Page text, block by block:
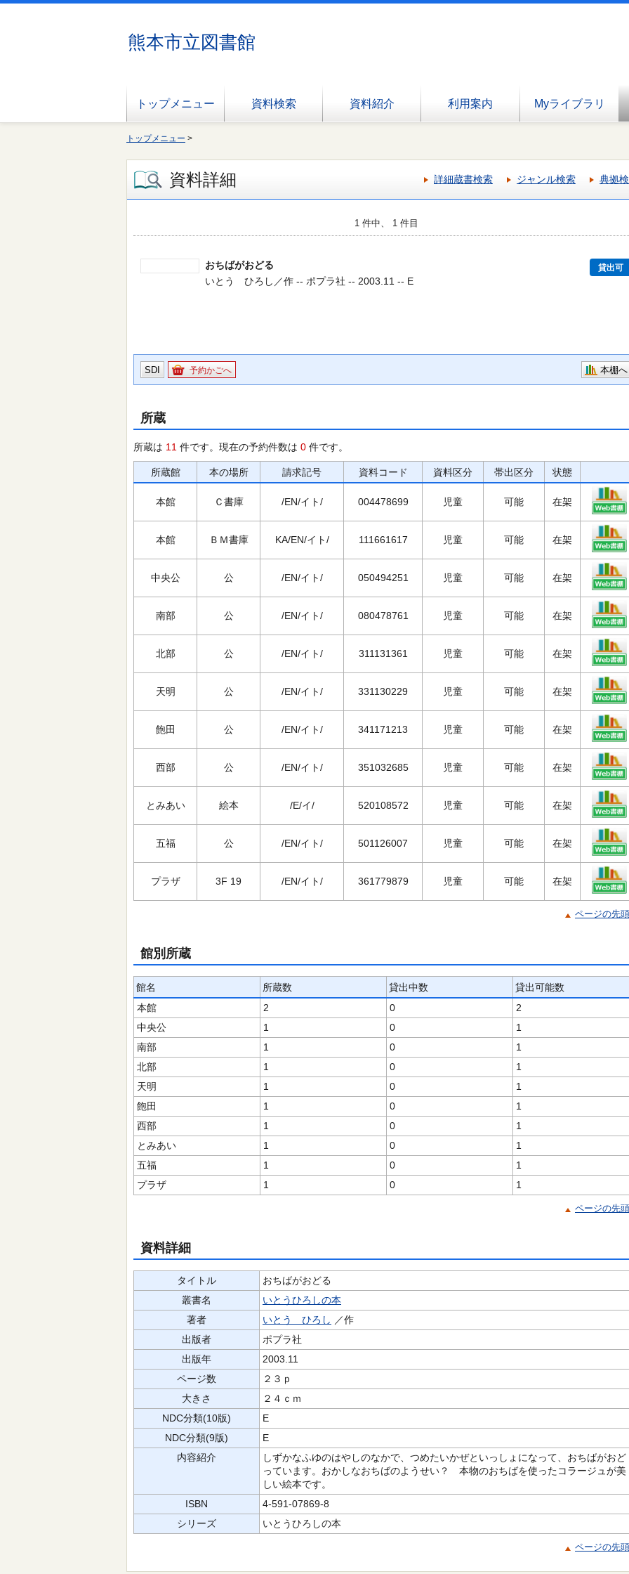
熊本市立図書館
トップメニュー 資料検索 資料紹介 利用案内 Myライブラリ
トップメニュー >
資料詳細 詳細蔵書検索 ジャンル検索 典拠
1 件中、 1 件目
おちばがおどる 貸出可
いとう ひろし／作 -- ポプラ社 -- 2003.11 -- E
SDI 予約かごへ 本棚へ
所蔵
所蔵は 11 件です。現在の予約件数は 0 件です。
所蔵館 本の場所 請求記号 資料コード 資料区分 帯出区分 状態
本館 Ｃ書庫 /EN/イト/ 004478699 児童 可能 在架
本館 ＢＭ書庫 KA/EN/イト/ 111661617 児童 可能 在架
中央公 公 /EN/イト/ 050494251 児童 可能 在架
南部 公 /EN/イト/ 080478761 児童 可能 在架
北部 公 /EN/イト/ 311131361 児童 可能 在架
天明 公 /EN/イト/ 331130229 児童 可能 在架
飽田 公 /EN/イト/ 341171213 児童 可能 在架
西部 公 /EN/イト/ 351032685 児童 可能 在架
とみあい 絵本 /E/イ/ 520108572 児童 可能 在架
五福 公 /EN/イト/ 501126007 児童 可能 在架
プラザ 3F 19 /EN/イト/ 361779879 児童 可能 在架
ページの先
館別所蔵
館名 所蔵数 貸出中数
貸出可能数
本館
2 0
2
中央公
1 0
1
南部
1 0
1
北部
1 0
1
天明
1 0
1
飽田
1 0
1
西部
1 0
1
とみあい
1 0
1
五福
1 0
1
プラザ
1 0 1
ページの先
資料詳細
タイトル
おちばがおどる
叢書名
いとうひろしの本
著者
いとう ひろし ／作
出版者
ポプラ社
出版年
2003.11
ページ数
２３ｐ
大きさ
２４ｃｍ
NDC分類(10版)
E
NDC分類(9版)
E
内容紹介
しずかなふゆのはやしのなかで、つめたいかぜといっしょになって、おちばがおど
っています。おかしなおちばのようせい？ 本物のおちばを使ったコラージュが美
しい絵本です。
ISBN
4-591-07869-8
シリーズ
いとうひろしの本
ページの先